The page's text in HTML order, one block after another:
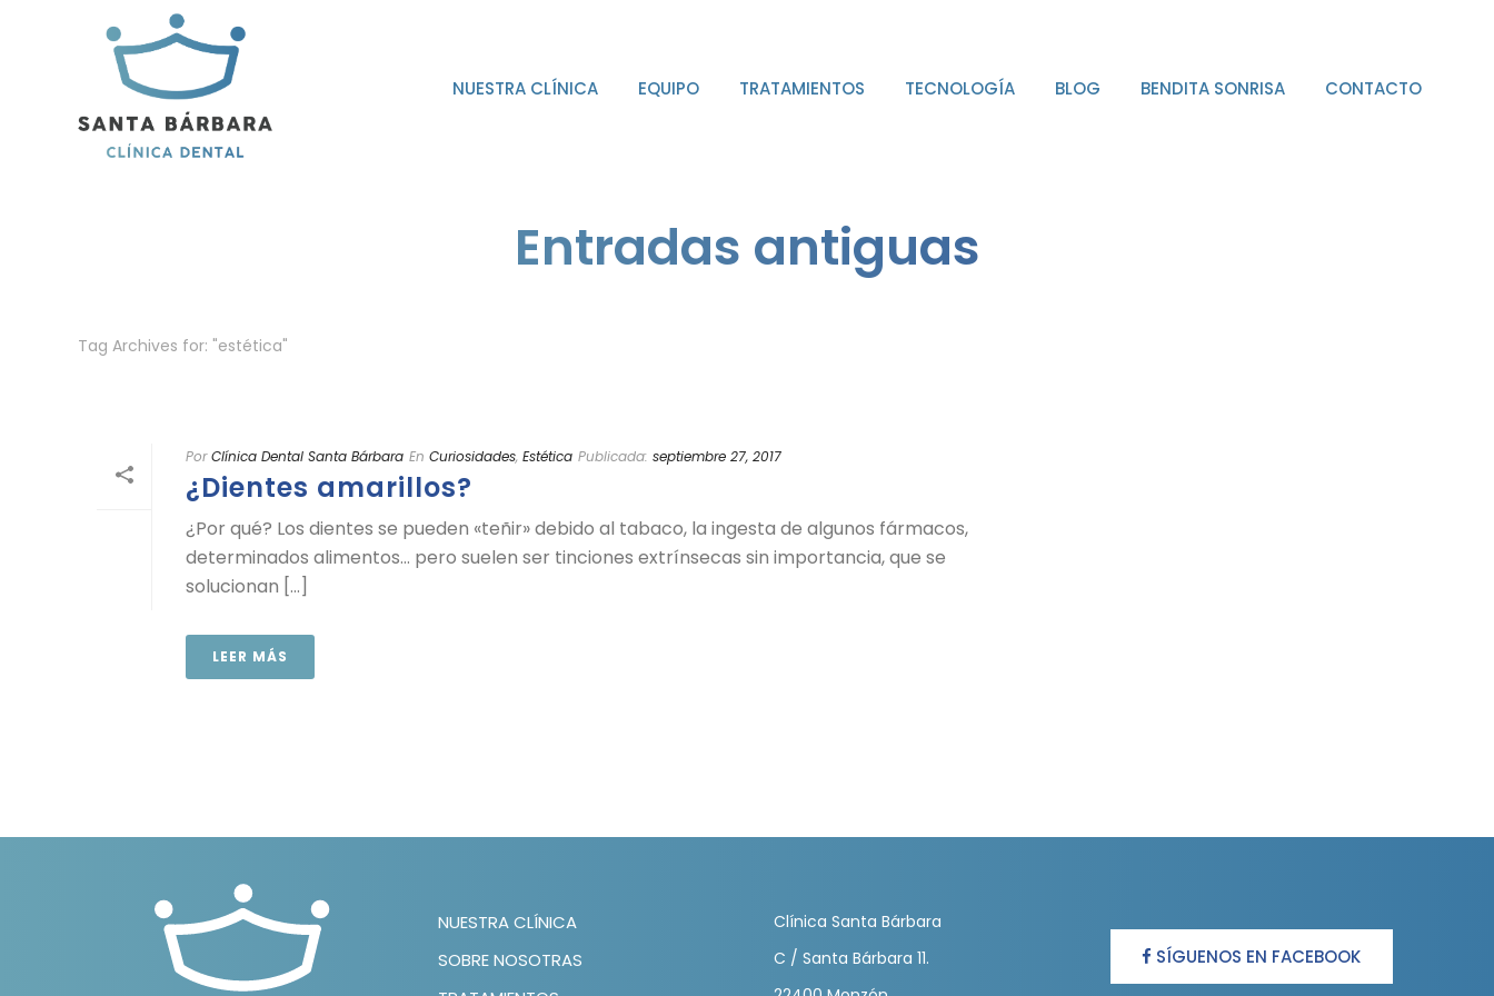
NUESTRA CLÍNICA EQUIPO TRATAMIENTOS TECNOLOGÍA BLOG BENDITA SONRISA CONTACTO
Entradas antiguas
Tag Archives for: "estética"
Por Clínica Dental Santa Bárbara En Curiosidades, Estética Publicada: septiembre 27, 2017
¿Dientes amarillos?
¿Por qué? Los dientes se pueden «teñir» debido al tabaco, la ingesta de algunos fármacos,
determinados alimentos… pero suelen ser tinciones extrínsecas sin importancia, que se
solucionan [...]
LEER MÁS
NUESTRA CLÍNICA
SOBRE NOSOTRAS
Clínica Santa Bárbara
C / Santa Bárbara 11.
SÍGUENOS EN FACEBOOK